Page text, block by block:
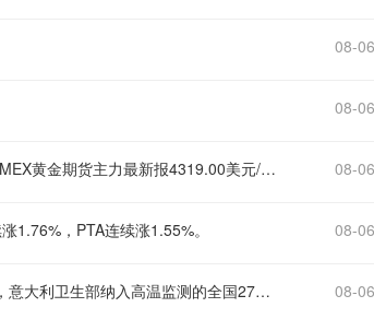
08-
08-
现货黄金刚刚突破4260.00美元/盎司关口，最新报4259.88美元/盎司，日内涨0.31%； COMEX黄金期货主力最新报4319.00美元/盎司，日内涨0.32%； 08-
1.76%，PTA连续涨1.55%。 08-
【意大利首次对全部监测城市发布高温红色预警】 据意大利安莎社报道，受持续热浪影响，意大利卫生部纳入高温监测的全国27座主要城市6日全部处于最高等级的红色预警状态。这是意大利首次对全部监测城市发布高温红色预警。 意大利卫生部表示，红色预警意味着持续的高温紧急状态，不仅会对老年人、慢性病患者等脆弱群体的健康构成威胁，也可能对健康人群造成影响。 意大利气象部门预计，本轮高温天气仍将持续至少10天，部分地区最高气温将达到40摄氏度。意大利卫生部发布的预警信息显示，除意大利北部城市博尔扎诺外，其他主要城市预计7日仍将处于红色预警状态。 安莎社的报道说，意大利正处于今年夏季以来的第四轮大范围热浪。持续高温已造成多人死亡。高温叠加干旱和野火对经济活动造成冲击，农业受到的影响尤为明显。 世界自然基金会5日发布的一份报告显示，今年夏季以来，意大利野火的过火面积已达约7万公顷。(新华社) 08-